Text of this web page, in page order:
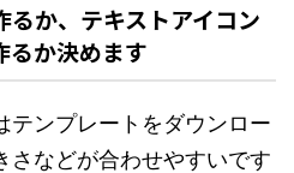
るか、テキストアイコン
るか決めます
テンプレートをダウンロー
さなどが合わせやすいです